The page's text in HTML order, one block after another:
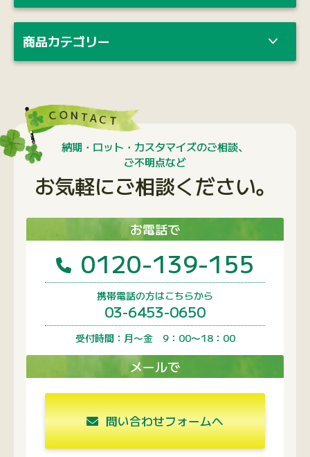
商品カテゴリー
納期・ロット・カスタマイズのご相談、
ご不明点など
お気軽にご相談ください。
お電話で
0120-139-155
携帯電話の方はこちらから
03-6453-0650
受付時間：月〜金 9：00〜18：00
メールで
問い合わせフォームへ